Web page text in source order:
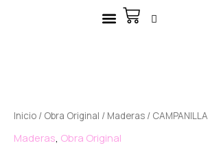
Carrito
Inicio / Obra Original / Maderas / CAMPANILLA
Maderas Obra Original